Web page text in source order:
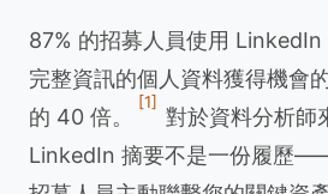
87% 的招募人員使用
完整資訊的個人資料獲得機會
的 40 倍。
[1]
對於資料分析師
LinkedIn 摘要不是一份履歷